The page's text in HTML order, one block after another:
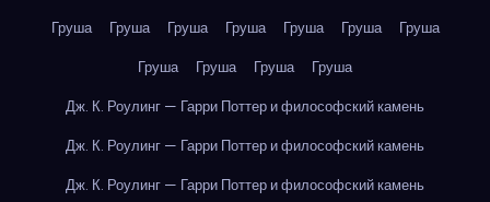
Груша
Груша Груша Груша Груша Груша
Груша
Груша
Груша Груша
Груша
Дж. К. Роулинг — Гарри Поттер и философский камень
Дж. К. Роулинг — Гарри Поттер и философский камень
Дж. К. Роулинг — Гарри Поттер и философский камень